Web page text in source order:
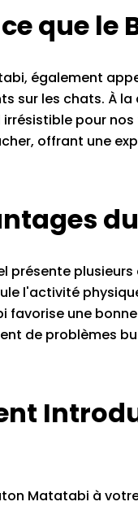
que le
également
sur les chats. À
pour
offrant une
présente
l'activité
favorise une
de problèmes
Matatabi à